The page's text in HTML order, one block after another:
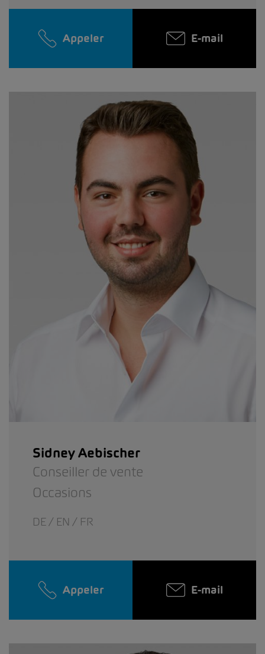
Appeler E-mail
Sidney Aebischer
Conseiller de vente
Occasions
DE / EN / FR
Appeler E-mail